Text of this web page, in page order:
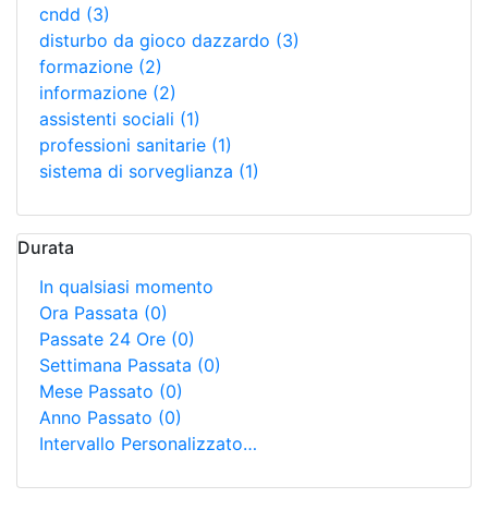
cndd (3)
disturbo da gioco dazzardo (3)
formazione (2)
informazione (2)
assistenti sociali (1)
professioni sanitarie (1)
sistema di sorveglianza (1)
Durata
In qualsiasi momento
Ora Passata (0)
Passate 24 Ore (0)
Settimana Passata (0)
Mese Passato (0)
Anno Passato (0)
Intervallo Personalizzato…